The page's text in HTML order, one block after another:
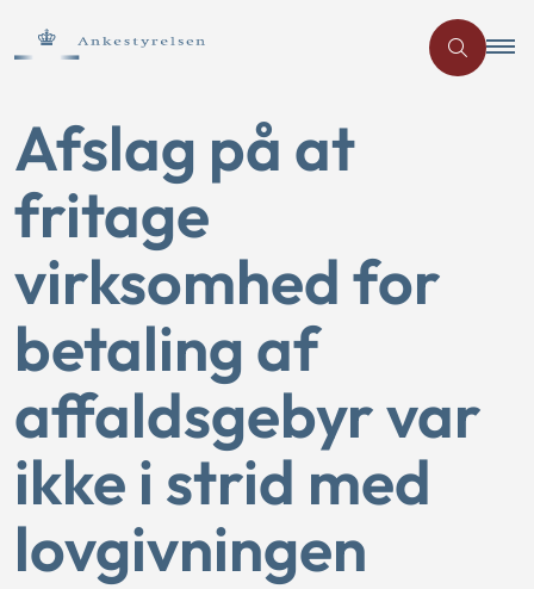
Afslag på at
fritage
virksomhed for
betaling af
affaldsgebyr var
ikke i strid med
lovgivningen